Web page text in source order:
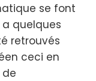
se font
quelques
retrouvés
ceci en